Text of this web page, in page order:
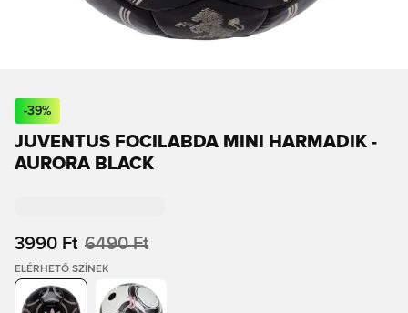
-39%
JUVENTUS FOCILABDA MINI HARMADIK -
AURORA BLACK
3990 Ft 6490 Ft
ELÉRHETŐ SZÍNEK